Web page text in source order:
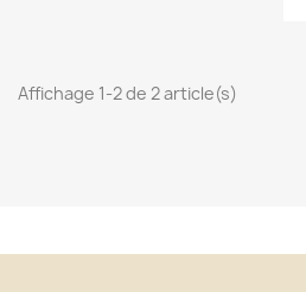
Affichage 1-2 de 2 article(s)